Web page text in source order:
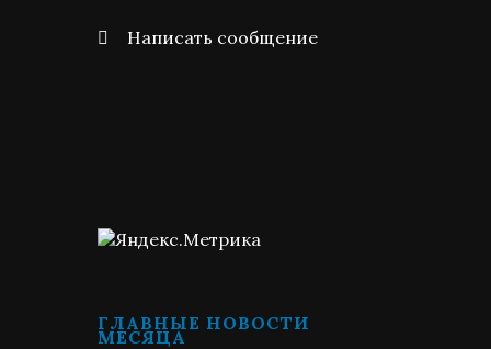
Написать сообщение
ГЛАВНЫЕ НОВОСТИ
МЕСЯЦА